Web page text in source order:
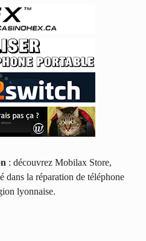
: découvrez Mobilax Store,
dans la réparation de téléphone
lyonnaise.